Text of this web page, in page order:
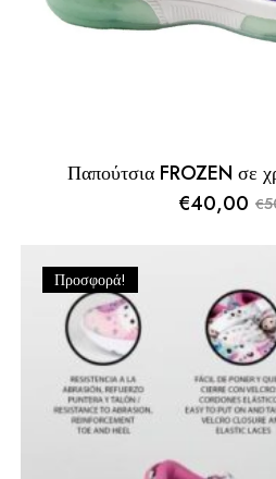
Παπούτσια FROZEN σε
€
€40,00
Η
Προσφορά!